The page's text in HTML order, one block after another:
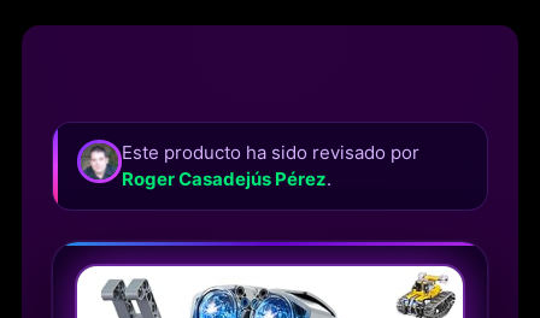
Este producto ha sido revisado por
Roger Casadejús Pérez.